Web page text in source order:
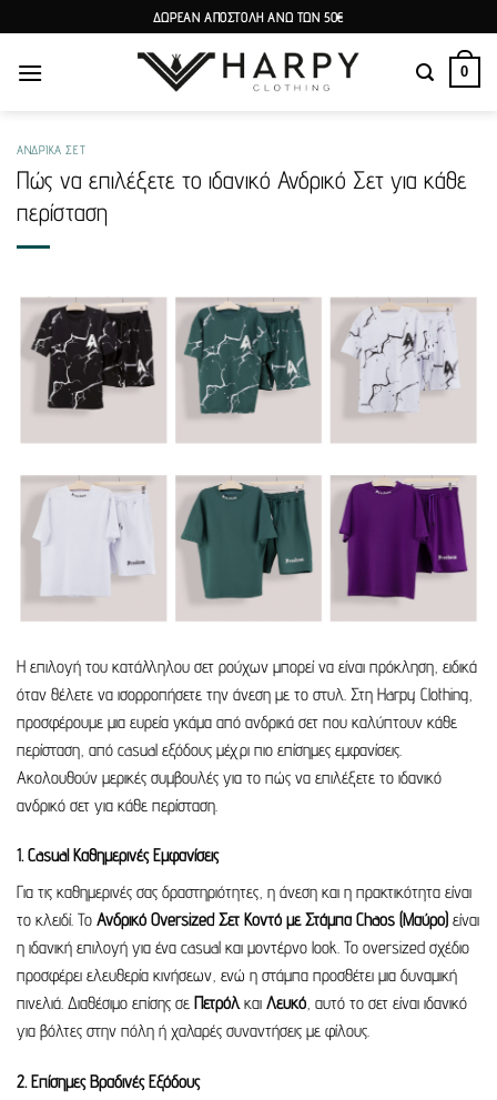
to
content
ΔΩΡΕΑΝ ΑΠΟΣΤΟΛΗ ΑΝΩ ΤΩΝ 50€
0
ΑΝΔΡΙΚΆ ΣΕΤ
Πώς να επιλέξετε το ιδανικό Ανδρικό Σετ για κάθε
περίσταση
Η επιλογή του κατάλληλου σετ ρούχων μπορεί να είναι πρόκληση, ειδικά
όταν θέλετε να ισορροπήσετε την άνεση με το στυλ. Στη Harpy Clothing,
προσφέρουμε μια ευρεία γκάμα από ανδρικά σετ που καλύπτουν κάθε
περίσταση, από casual εξόδους μέχρι πιο επίσημες εμφανίσεις.
Ακολουθούν μερικές συμβουλές για το πώς να επιλέξετε το ιδανικό
ανδρικό σετ για κάθε περίσταση.
1. Casual Καθημερινές Εμφανίσεις
Για τις καθημερινές σας δραστηριότητες, η άνεση και η πρακτικότητα είναι
το κλειδί. Το Ανδρικό Oversized Σετ Κοντό με Στάμπα Chaos (Μαύρο) είναι
η ιδανική επιλογή για ένα casual και μοντέρνο look. Το oversized σχέδιο
προσφέρει ελευθερία κινήσεων, ενώ η στάμπα προσθέτει μια δυναμική
πινελιά. Διαθέσιμο επίσης σε Πετρόλκαι Λευκό, αυτό το σετ είναι ιδανικό
για βόλτες στην πόλη ή χαλαρές συναντήσεις με φίλους.
2. Επίσημες Βραδινές Εξόδους